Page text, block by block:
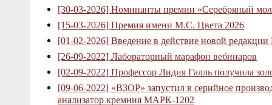
[30-03-2026] Номинанты премии «Серебряный
[15-03-2026] Премия имени М.С. Цвета 2026
[01-02-2026] Введение в действие новой
[26-09-2022] Лабораторный марафон вебинаров
[02-09-2022] Профессор Лидия Галль получила
[09-06-2022] «ВЗОР» запустил в серийное
анализатор кремния МАРК-1202